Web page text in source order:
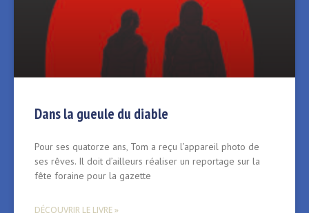
Dans la gueule du diable
Pour ses quatorze ans‚ Tom a reçu l’appareil photo de
ses rêves. Il doit d’ailleurs réaliser un reportage sur la
fête foraine pour la gazette
DÉCOUVRIR LE LIVRE »